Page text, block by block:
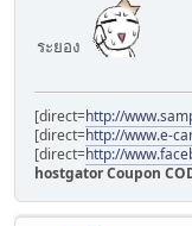
ระยอง
[direct=http://
[direct=http://www.e-
[direct=http://
hostgator Coupon